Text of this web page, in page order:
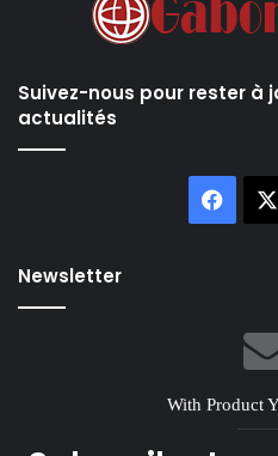
Suivez-nous pour rester à
actualités
Newsletter
With Product